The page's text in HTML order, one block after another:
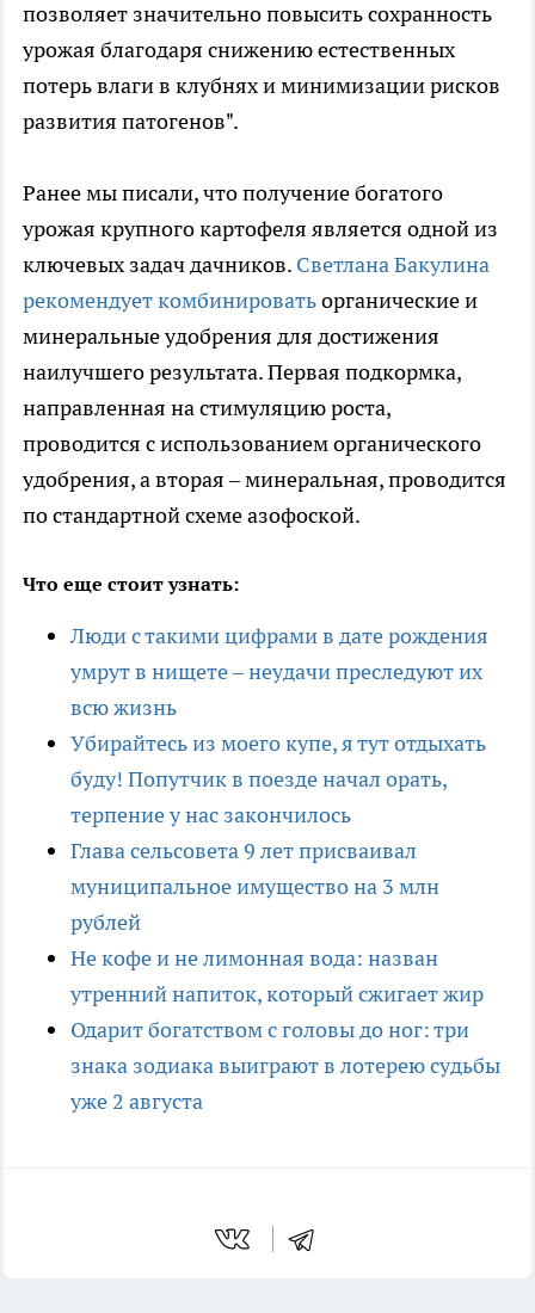
позволяет значительно повысить сохранность
урожая благодаря снижению естественных
потерь влаги в клубнях и минимизации рисков
развития патогенов".
Ранее мы писали, что получение богатого
урожая крупного картофеля является одной из
ключевых задач дачников. Светлана Бакулина
рекомендует комбинироватьорганические и
минеральные удобрения для достижения
наилучшего результата. Первая подкормка,
направленная на стимуляцию роста,
проводится с использованием органического
удобрения, а вторая – минеральная, проводится
по стандартной схеме азофоской.
Что еще стоит узнать:
Люди с такими цифрами в дате рождения
умрут в нищете – неудачи преследуют их
всю жизнь
Убирайтесь из моего купе, я тут отдыхать
буду! Попутчик в поезде начал орать,
терпение у нас закончилось
Глава сельсовета 9 лет присваивал
муниципальное имущество на 3 млн
рублей
Не кофе и не лимонная вода: назван
утренний напиток, который сжигает жир
Одарит богатством с головы до ног: три
знака зодиака выиграют в лотерею судьбы
уже 2 августа